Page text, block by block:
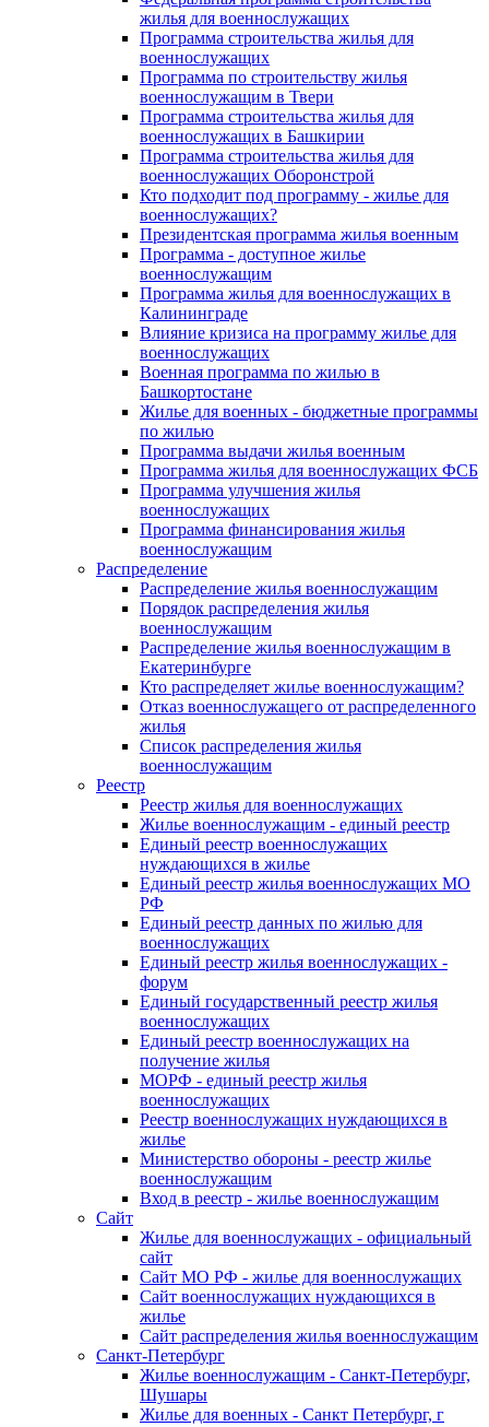
жилья для военнослужащих
Программа строительства жилья для
военнослужащих
Программа по строительству жилья
военнослужащим в Твери
Программа строительства жилья для
военнослужащих в Башкирии
Программа строительства жилья для
военнослужащих Оборонстрой
Кто подходит под программу - жилье для
военнослужащих?
Президентская программа жилья военным
Программа - доступное жилье
военнослужащим
Программа жилья для военнослужащих в
Калининграде
Влияние кризиса на программу жилье для
военнослужащих
Военная программа по жилью в
Башкортостане
Жилье для военных - бюджетные программы
по жилью
Программа выдачи жилья военным
Программа жилья для военнослужащих ФСБ
Программа улучшения жилья
военнослужащих
Программа финансирования жилья
военнослужащим
Распределение
Распределение жилья военнослужащим
Порядок распределения жилья
военнослужащим
Распределение жилья военнослужащим в
Екатеринбурге
Кто распределяет жилье военнослужащим?
Отказ военнослужащего от распределенного
жилья
Список распределения жилья
военнослужащим
Реестр
Реестр жилья для военнослужащих
Жилье военнослужащим - единый реестр
Единый реестр военнослужащих
нуждающихся в жилье
Единый реестр жилья военнослужащих МО
РФ
Единый реестр данных по жилью для
военнослужащих
Единый реестр жилья военнослужащих -
форум
Единый государственный реестр жилья
военнослужащих
Единый реестр военнослужащих на
получение жилья
МОРФ - единый реестр жилья
военнослужащих
Реестр военнослужащих нуждающихся в
жилье
Министерство обороны - реестр жилье
военнослужащим
Вход в реестр - жилье военнослужащим
Сайт
Жилье для военнослужащих - официальный
сайт
Сайт МО РФ - жилье для военнослужащих
Сайт военнослужащих нуждающихся в
жилье
Сайт распределения жилья военнослужащим
Санкт-Петербург
Жилье военнослужащим - Санкт-Петербург,
Шушары
Жилье для военных - Санкт Петербург, г